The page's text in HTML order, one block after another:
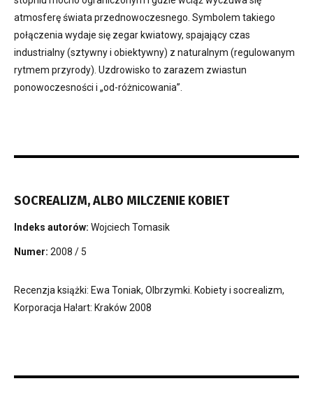
atmosferę świata przednowoczesnego. Symbolem takiego
połączenia wydaje się zegar kwiatowy, spajający czas
industrialny (sztywny i obiektywny) z naturalnym (regulowanym
rytmem przyrody). Uzdrowisko to zarazem zwiastun
ponowoczesności i „od-różnicowania”.
SOCREALIZM, ALBO MILCZENIE KOBIET
Indeks autorów: Wojciech Tomasik
Numer: 2008 / 5
Recenzja książki: Ewa Toniak, Olbrzymki. Kobiety i socrealizm,
Korporacja Ha!art: Kraków 2008